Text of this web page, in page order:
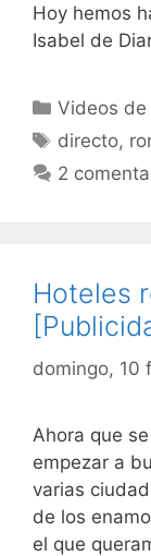
Hoy hemos
Isabel de
Categorías
Videos de
Etiquetas
directo,
2
Hoteles
domingo, 10
Ahora que
empezar a
varias
de los
el que